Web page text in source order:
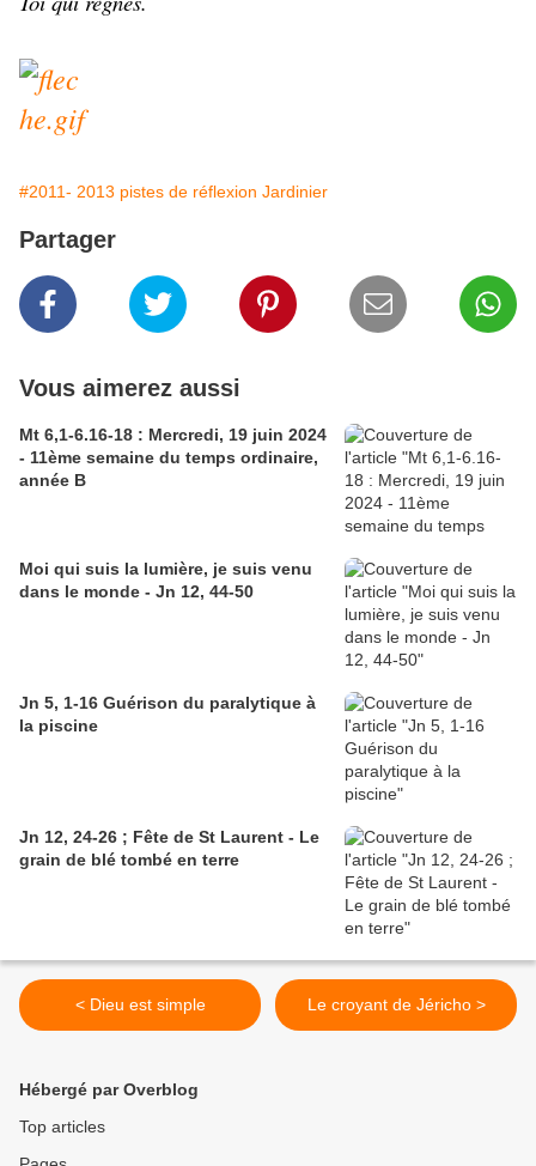
#2011- 2013 pistes de réflexion Jardinier
Partager
Vous aimerez aussi
Mt 6,1-6.16-18 : Mercredi, 19 juin 2024
- 11ème semaine du temps ordinaire,
année B
Moi qui suis la lumière, je suis venu
dans le monde - Jn 12, 44-50
Jn 5, 1-16 Guérison du paralytique à
la piscine
Jn 12, 24-26 ; Fête de St Laurent - Le
grain de blé tombé en terre
< Dieu est simple Le croyant de Jéricho >
Hébergé par Overblog
Top articles